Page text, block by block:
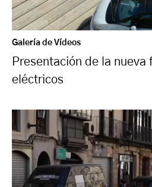
Galería de Vídeos
Presentación de la nueva
eléctricos